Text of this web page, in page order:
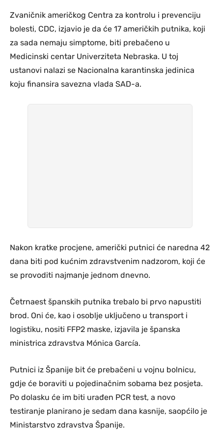
Zvaničnik američkog Centra za kontrolu i prevenciju
bolesti, CDC, izjavio je da će 17 američkih putnika, koji
za sada nemaju simptome, biti prebačeno u
Medicinski centar Univerziteta Nebraska. U toj
ustanovi nalazi se Nacionalna karantinska jedinica
koju finansira savezna vlada SAD-a.
Nakon kratke procjene, američki putnici će naredna 42
dana biti pod kućnim zdravstvenim nadzorom, koji će
se provoditi najmanje jednom dnevno.
Četrnaest španskih putnika trebalo bi prvo napustiti
brod. Oni će, kao i osoblje uključeno u transport i
logistiku, nositi FFP2 maske, izjavila je španska
ministrica zdravstva Mónica García.
Putnici iz Španije bit će prebačeni u vojnu bolnicu,
gdje će boraviti u pojedinačnim sobama bez posjeta.
Po dolasku će im biti urađen PCR test, a novo
testiranje planirano je sedam dana kasnije, saopćilo je
Ministarstvo zdravstva Španije.